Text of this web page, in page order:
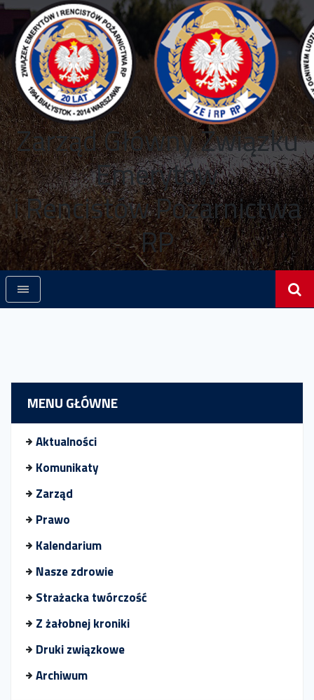
Zarząd Główny Związku
Emerytów
i Rencistów Pożarnictwa
RP
MENU GŁÓWNE
Aktualności
Komunikaty
Zarząd
Prawo
Kalendarium
Nasze zdrowie
Strażacka twórczość
Z żałobnej kroniki
Druki związkowe
Archiwum